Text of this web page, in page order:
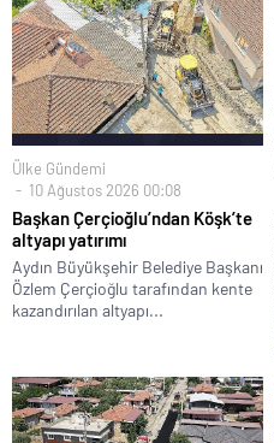
Ülke Gündemi
10 Ağustos 2026 00:08
Başkan Çerçioğlu’ndan Köşk’te
altyapı yatırımı
Aydın Büyükşehir Belediye Başkanı
Özlem Çerçioğlu tarafından kente
kazandırılan altyapı...